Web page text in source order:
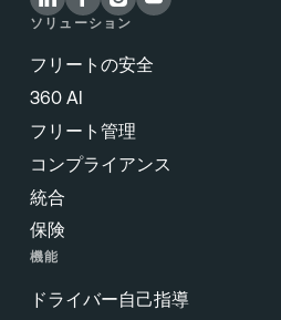
ソリューション
フリートの安全
360 AI
フリート管理
コンプライアンス
統合
保険
機能
ドライバー自己指導